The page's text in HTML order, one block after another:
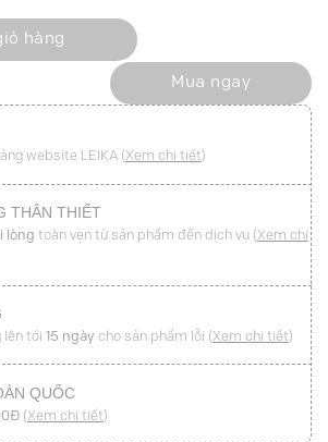
số lượng
hàng
Mua ngay
website LEIKA (Xem chi tiết)
THÂN THIẾT
lòng toàn vẹn từ sản phẩm đến dịch vụ (Xem chi
lên tới 15 ngày cho sản phẩm lỗi (Xem chi tiết)
QUỐC
(Xem chi tiết)